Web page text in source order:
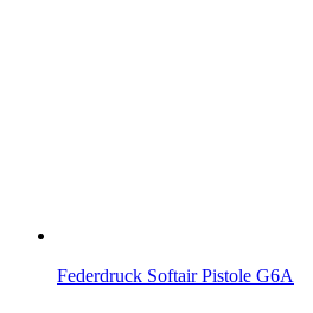
Federdruck Softair Pistole G6A